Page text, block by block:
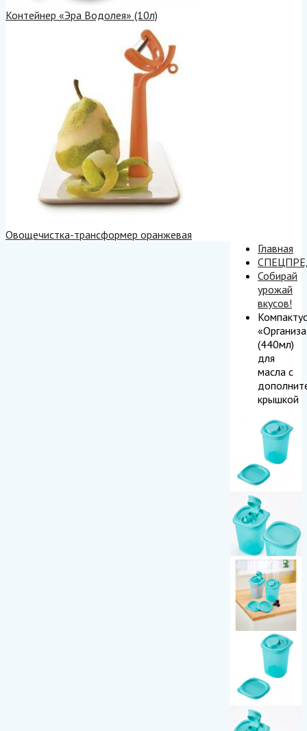
Контейнер «Эра Водолея» (10л)
Овощечистка-трансформер оранжевая
Главная
Собирай
урожай
вкусов!
Компактус
(440мл)
для
масла с
крышкой